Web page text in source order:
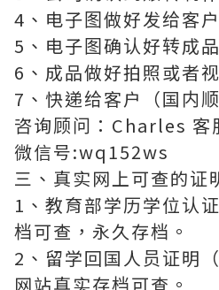
4、电子图做好发给客
5、电子图确认好转成
6、成品做好拍照或者
7、快递给客户（国内
咨询顾问：Charles
微信号:wq152ws
三、真实网上可查的证
1、教育部学历学位认
档可查，永久存档。
2、留学回国人员证明
网站真实存档可查。